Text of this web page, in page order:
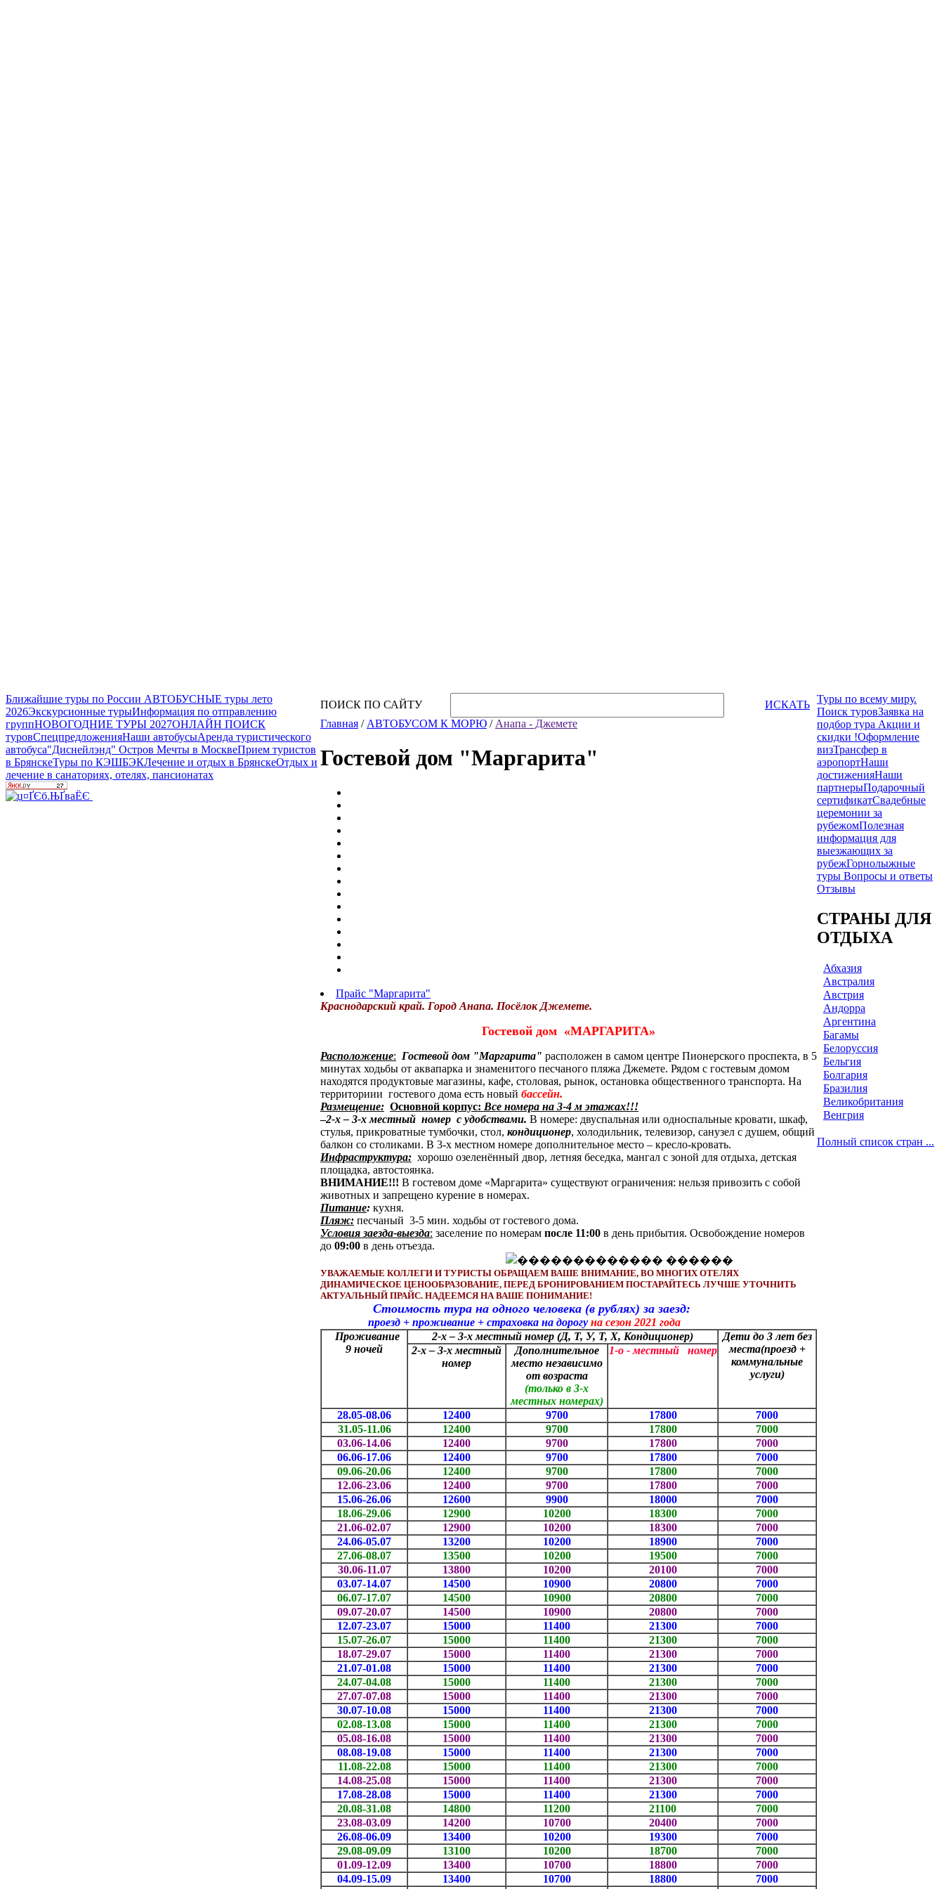
Ближайшие туры по России АВТОБУСНЫЕ туры лето
2026Экскурсионные турыИнформация по отправлению
группНОВОГОДНИЕ ТУРЫ 2027ОНЛАЙН ПОИСК
туровСпецпредложенияНаши автобусыАренда туристического
автобуса"Диснейлэнд" Остров Мечты в МосквеПрием туристов
в БрянскеТуры по КЭШБЭКЛечение и отдых в БрянскеОтдых и
лечение в санаториях, отелях, пансионатах
ПОИСК ПО САЙТУ
ИСКАТЬ
Главная / АВТОБУСОМ К МОРЮ / Анапа - Джемете
Гостевой дом "Маргарита"
Прайс "Маргарита"
Краснодарский край. Город Анапа. Посёлок Джемете.
Гостевой дом «МАРГАРИТА»
Расположение: Гостевой дом "Маргарита" расположен в самом центре Пионерского проспекта, в 5
минутах ходьбы от аквапарка и знаменитого песчаного пляжа Джемете. Рядом с гостевым домом
находятся продуктовые магазины, кафе, столовая, рынок, остановка общественного транспорта. На
территориии гостевого дома есть новый бассейн.
Размещение: Основной корпус: Все номера на 3-4 м этажах!!!
–2-х – 3-х местный номер с удобствами. В номере: двуспальная или односпальные кровати, шкаф,
стулья, прикроватные тумбочки, стол, кондиционер, холодильник, телевизор, санузел с душем, общий
балкон со столиками. В 3-х местном номере дополнительное место – кресло-кровать.
Инфраструктура: хорошо озеленённый двор, летняя беседка, мангал с зоной для отдыха, детская
площадка, автостоянка.
ВНИМАНИЕ!!! В гостевом доме «Маргарита» существуют ограничения: нельзя привозить с собой
животных и запрещено курение в номерах.
Питание: кухня.
Пляж: песчаный 3-5 мин. ходьбы от гостевого дома.
Условия заезда-выезда: заселение по номерам после 11:00 в день прибытия. Освобождение номеров
до 09:00 в день отъезда.
УВАЖАЕМЫЕ КОЛЛЕГИ И ТУРИСТЫ ОБРАЩАЕМ ВАШЕ ВНИМАНИЕ, ВО МНОГИХ ОТЕЛЯХ
ДИНАМИЧЕСКОЕ ЦЕНООБРАЗОВАНИЕ, ПЕРЕД БРОНИРОВАНИЕМ ПОСТАРАЙТЕСЬ ЛУЧШЕ УТОЧНИТЬ
АКТУАЛЬНЫЙ ПРАЙС. НАДЕЕМСЯ НА ВАШЕ ПОНИМАНИЕ!
Стоимость тура на одного человека (в рублях) за заезд:
проезд + проживание + страховка на дорогу на сезон 2021 года
Проживание
9 ночей
2-х – 3-х местный номер (Д, Т, У, Т, Х, Кондиционер)
Дети до 3 лет без
места(проезд +
коммунальные
услуги)
2-х – 3-х местный
номер
Дополнительное
место независимо
от возраста
(только в 3-х
местных номерах)
1-о - местный номер
28.05-08.06 12400 9700 17800
7000
31.05-11.06
12400 9700 17800
7000
03.06-14.06
12400 9700 17800
7000
06.06-17.06
12400 9700 17800
7000
09.06-20.06
12400 9700 17800
7000
12.06-23.06
12400 9700 17800
7000
15.06-26.06
12600 9900 18000
7000
18.06-29.06
12900 10200 18300
7000
21.06-02.07
12900 10200 18300
7000
24.06-05.07
13200 10200 18900
7000
27.06-08.07
13500 10200 19500
7000
30.06-11.07
13800 10200 20100
7000
03.07-14.07
14500 10900 20800
7000
06.07-17.07
14500 10900 20800
7000
09.07-20.07
14500 10900 20800
7000
12.07-23.07
15000 11400 21300
7000
15.07-26.07
15000 11400 21300
7000
18.07-29.07
15000 11400 21300
7000
21.07-01.08
15000 11400 21300
7000
24.07-04.08
15000 11400 21300
7000
27.07-07.08
15000 11400 21300
7000
30.07-10.08
15000 11400 21300
7000
02.08-13.08
15000 11400 21300
7000
05.08-16.08
15000 11400 21300
7000
08.08-19.08
15000 11400 21300
7000
11.08-22.08
15000 11400 21300
7000
14.08-25.08
15000 11400 21300
7000
17.08-28.08
15000 11400 21300
7000
20.08-31.08
14800 11200 21100
7000
23.08-03.09
14200 10700 20400
7000
26.08-06.09
13400 10200 19300
7000
29.08-09.09
13100 10200 18700
7000
01.09-12.09
13400 10700 18800
7000
04.09-15.09
13400 10700 18800
7000
Туры по всему миру.
Поиск туровЗаявка на
подбор тура Акции и
скидки !Оформление
визТрансфер в
аэропортНаши
достиженияНаши
партнерыПодарочный
сертификатСвадебные
церемонии за
рубежомПолезная
информация для
выезжающих за
рубежГорнолыжные
туры Вопросы и ответы
Отзывы
СТРАНЫ ДЛЯ
ОТДЫХА
Абхазия
Австралия
Австрия
Андорра
Аргентина
Багамы
Белоруссия
Бельгия
Болгария
Бразилия
Великобритания
Венгрия
Полный список стран ...